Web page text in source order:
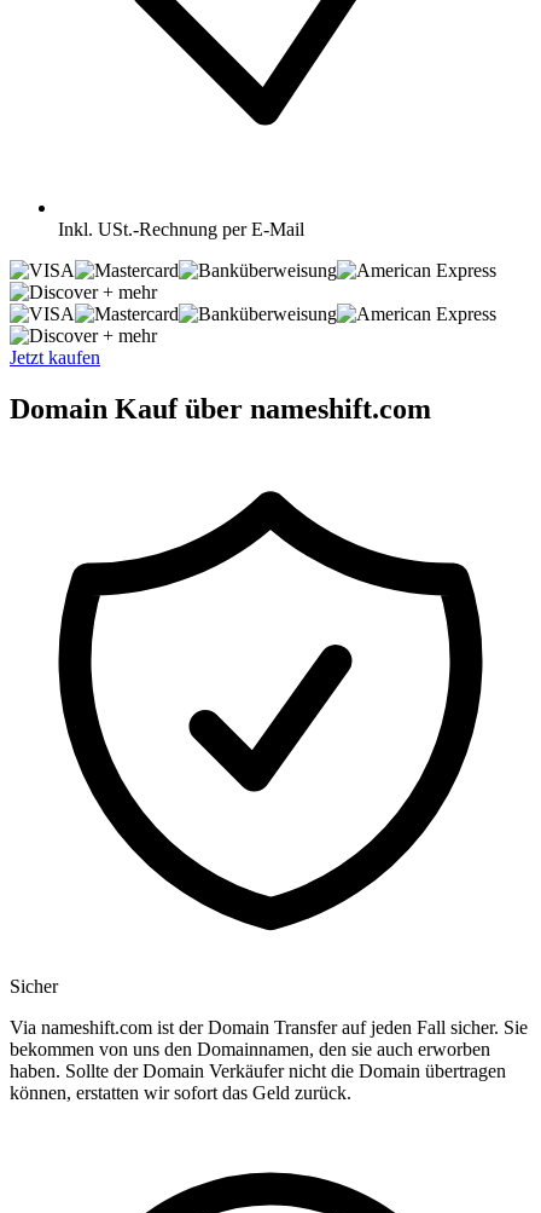
Inkl. USt.-Rechnung per E-Mail
+ mehr
+ mehr
Jetzt kaufen
Domain Kauf über nameshift.com
Sicher
Via nameshift.com ist der Domain Transfer auf jeden Fall sicher. Sie
bekommen von uns den Domainnamen, den sie auch erworben
haben. Sollte der Domain Verkäufer nicht die Domain übertragen
können, erstatten wir sofort das Geld zurück.